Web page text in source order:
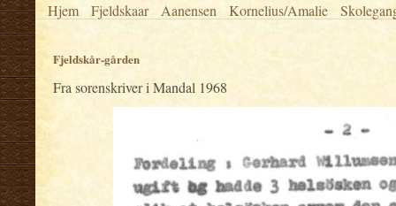
Hjem Fjeldskaar Aanensen Kornelius/Amalie
Fjeldskår-gården
Fra sorenskriver i Mandal 1968